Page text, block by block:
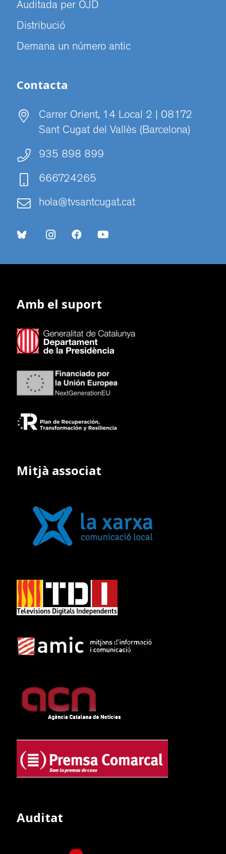
Auditada per OJD
Distribució
Demana un número antic
Contacta
Carrer Orient, 14 Local 2 | 08172
Sant Cugat del Vallès (Barcelona)
935 898 899
666724265
hola@tvsantcugat.cat
Amb el suport
Mitjà associat
Auditat